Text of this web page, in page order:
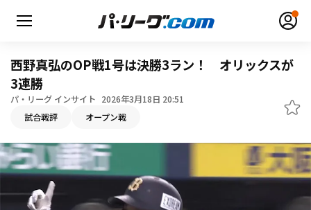
HOME
西野真弘のOP戦1号は決勝3ラン！ オリックスが
3連勝
パ・リーグ インサイト 2026年3月18日 20:51
試合戦評 オープン戦